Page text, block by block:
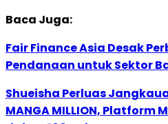
Baca Juga:
Fair Finance Asia Desak
Pendanaan untuk Sektor
Shueisha Perluas
MANGA MILLION, Platform